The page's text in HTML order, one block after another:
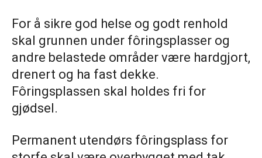
For å sikre god helse og godt renhold
skal grunnen under fôringsplasser og
andre belastede områder være hardgjort,
drenert og ha fast dekke.
Fôringsplassen skal holdes fri for
gjødsel.
Permanent utendørs fôringsplass for